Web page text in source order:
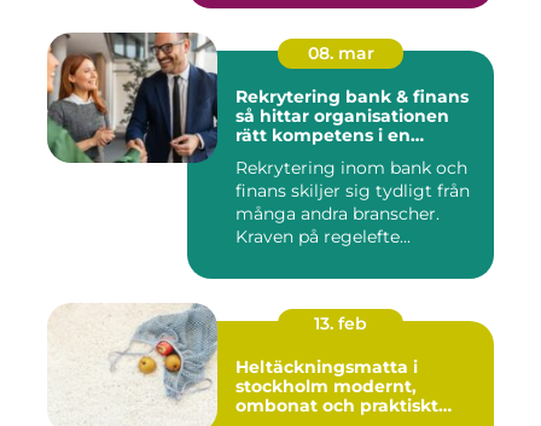
08. mar
Rekrytering bank & finans
så hittar organisationen
rätt kompetens i en
Rekrytering inom bank och
finans skiljer sig tydligt från
många andra branscher.
Kraven på regelefte...
13. feb
Heltäckningsmatta i
stockholm modernt,
ombonat och praktiskt